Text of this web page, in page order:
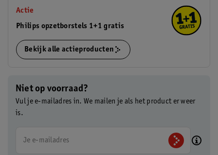
Actie
Philips opzetborstels 1+1 gratis
Bekijk alle actieproducten
Niet op voorraad?
Vul je e-mailadres in. We mailen je als het product er weer
is.
Je e-mailadres